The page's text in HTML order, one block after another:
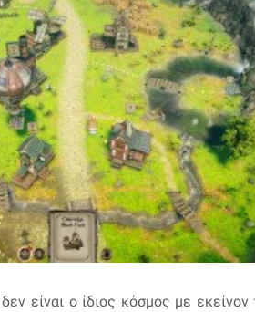
είναι ο ίδιος κόσμος με εκείνον